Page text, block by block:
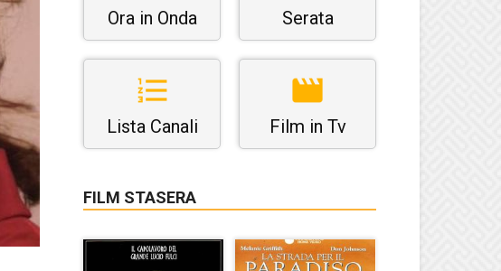
Ora in Onda Serata
Lista Canali Film in Tv
FILM STASERA